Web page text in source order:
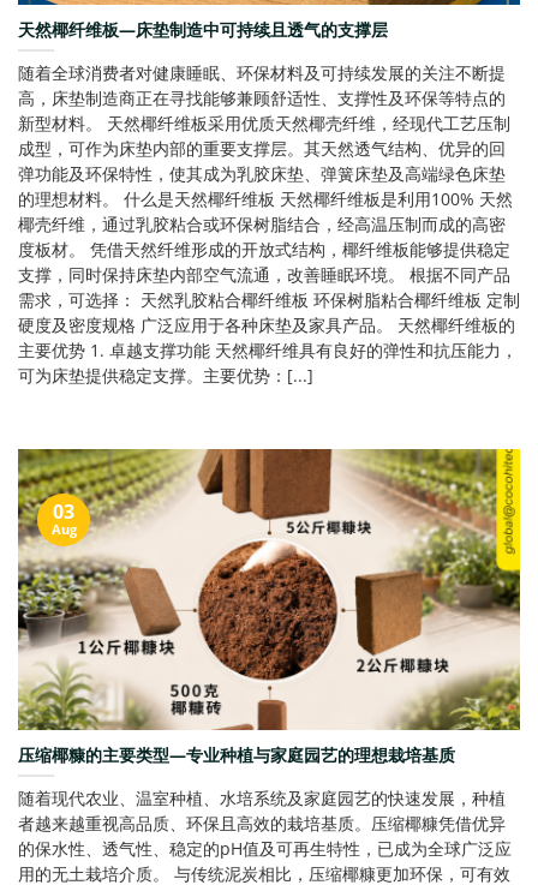
天然椰纤维板—床垫制造中可持续且透气的支撑层
随着全球消费者对健康睡眠、环保材料及可持续发展的关注不断提
高，床垫制造商正在寻找能够兼顾舒适性、支撑性及环保等特点的
新型材料。 天然椰纤维板采用优质天然椰壳纤维，经现代工艺压制
成型，可作为床垫内部的重要支撑层。其天然透气结构、优异的回
弹功能及环保特性，使其成为乳胶床垫、弹簧床垫及高端绿色床垫
的理想材料。 什么是天然椰纤维板 天然椰纤维板是利用100% 天然
椰壳纤维，通过乳胶粘合或环保树脂结合，经高温压制而成的高密
度板材。 凭借天然纤维形成的开放式结构，椰纤维板能够提供稳定
支撑，同时保持床垫内部空气流通，改善睡眠环境。 根据不同产品
需求，可选择： 天然乳胶粘合椰纤维板 环保树脂粘合椰纤维板 定制
硬度及密度规格 广泛应用于各种床垫及家具产品。 天然椰纤维板的
主要优势 1. 卓越支撑功能 天然椰纤维具有良好的弹性和抗压能力，
可为床垫提供稳定支撑。主要优势：[...]
压缩椰糠的主要类型—专业种植与家庭园艺的理想栽培基质
随着现代农业、温室种植、水培系统及家庭园艺的快速发展，种植
者越来越重视高品质、环保且高效的栽培基质。压缩椰糠凭借优异
的保水性、透气性、稳定的pH值及可再生特性，已成为全球广泛应
用的无土栽培介质。 与传统泥炭相比，压缩椰糠更加环保，可有效
03
Aug